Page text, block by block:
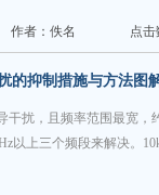
作者：佚名 点击
的抑制措施与方法图
干扰，且频率范围最宽，
以上三个频段来解决。